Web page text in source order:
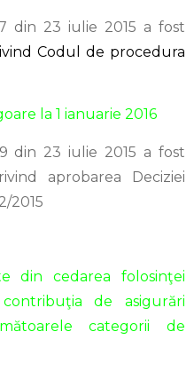
din 23 iulie 2015 a fost
Codul de procedura
la 1 ianuarie 2016
din 23 iulie 2015 a fost
aprobarea Deciziei
2015
din cedarea folosinţei
de asigurări
categorii de